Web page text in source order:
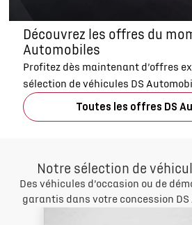
Découvrez les offres du
Automobiles
Profitez dès maintenant d’offres
sélection de véhicules DS
Toutes les offres DS
Notre sélection de
Des véhicules d’occasion ou de
garantis dans votre concession